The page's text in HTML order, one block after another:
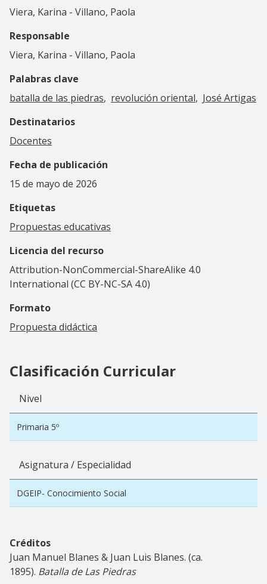
Viera, Karina - Villano, Paola
Responsable
Viera, Karina - Villano, Paola
Palabras clave
batalla de las piedras
revolución oriental
José Artigas
Destinatarios
Docentes
Fecha de publicación
15 de mayo de 2026
Etiquetas
Propuestas educativas
Licencia del recurso
Attribution-NonCommercial-ShareAlike 4.0
International (CC BY-NC-SA 4.0)
Formato
Propuesta didáctica
Clasificación Curricular
Nivel
Primaria 5º
Asignatura / Especialidad
DGEIP- Conocimiento Social
Créditos
Juan Manuel Blanes & Juan Luis Blanes. (ca.
1895). Batalla de Las Piedras